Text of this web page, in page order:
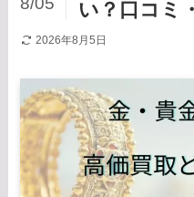
い？口コミ
2026年8月5日